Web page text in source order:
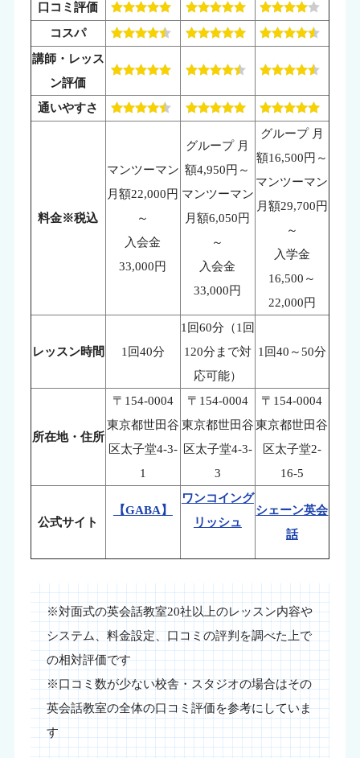
口コミ評価
コスパ
講師・レッス
ン評価
通いやすさ
料金※税込
マンツーマン
月額22,000円
～
入会金
33,000円
グループ 月
額4,950円～
マンツーマン
月額6,050円
～
入会金
33,000円
グループ 月
額16,500円～
マンツーマン
月額29,700円
～
入学金
16,500～
22,000円
レッスン時間 1回40分
1回60分（1回
120分まで対
応可能）
1回40～50分
所在地・住所
〒154-0004
東京都世田谷
区太子堂4-3-
1
〒154-0004
東京都世田谷
区太子堂4-3-
3
〒154-0004
東京都世田谷
区太子堂2-
16-5
公式サイト
【GABA】
ワンコイング
リッシュ
シェーン英会
話
※対面式の英会話教室20社以上のレッスン内容や
システム、料金設定、口コミの評判を調べた上で
の相対評価です
※口コミ数が少ない校舎・スタジオの場合はその
英会話教室の全体の口コミ評価を参考にしていま
す